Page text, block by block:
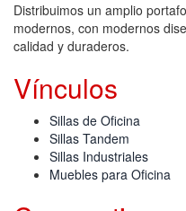
Distribuimos un amplio
modernos, con modernos
calidad y duraderos.
Vínculos
Sillas de Oficina
Sillas Tandem
Sillas Industriales
Muebles para Oficina